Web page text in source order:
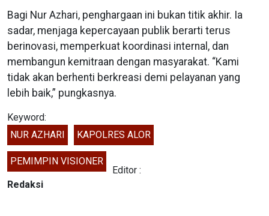
Bagi Nur Azhari, penghargaan ini bukan titik akhir. Ia
sadar, menjaga kepercayaan publik berarti terus
berinovasi, memperkuat koordinasi internal, dan
membangun kemitraan dengan masyarakat. “Kami
tidak akan berhenti berkreasi demi pelayanan yang
lebih baik,” pungkasnya.
Keyword:
NUR AZHARI
KAPOLRES ALOR
PEMIMPIN VISIONER
Editor :
Redaksi